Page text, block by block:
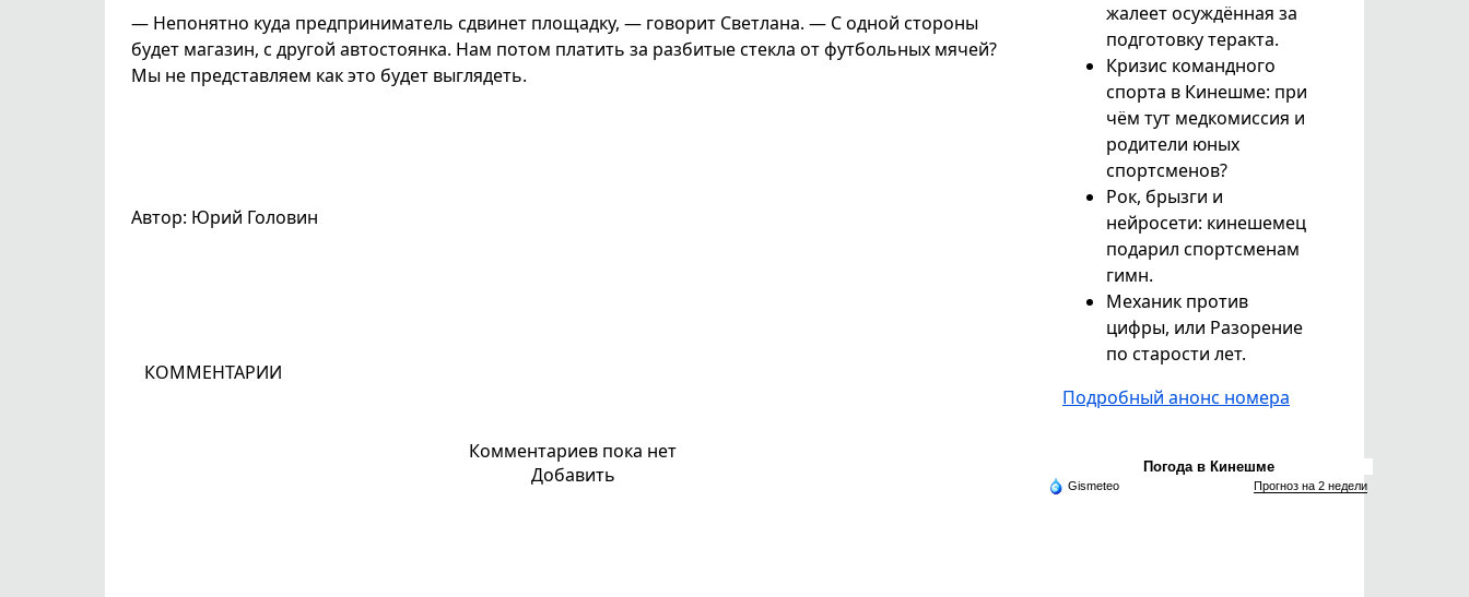
— Непонятно куда предприниматель сдвинет площадку, — говорит Светлана. — С одной стороны
будет магазин, с другой автостоянка. Нам потом платить за разбитые стекла от футбольных мячей?
Мы не представляем как это будет выглядеть.
Автор: Юрий Головин
КОММЕНТАРИИ
Комментариев пока нет
Добавить
жалеет осуждённая за
подготовку теракта.
Кризис командного
спорта в Кинешме: при
чём тут медкомиссия и
родители юных
спортсменов?
Рок, брызги и
нейросети: кинешемец
подарил спортсменам
гимн.
Механик против
цифры, или Разорение
по старости лет.
Подробный анонс номера
Погода в Кинешме
Gismeteo Прогноз на 2 недели